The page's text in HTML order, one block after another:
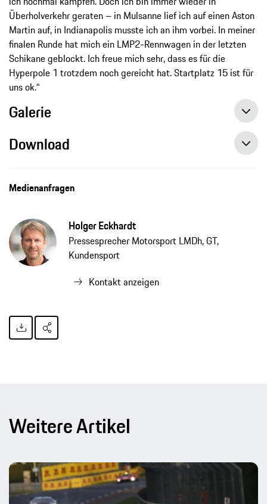
Überholverkehr geraten – in Mulsanne lief ich auf einen Aston
Martin auf, in Indianapolis musste ich an ihm vorbei. In meiner
finalen Runde hat mich ein LMP2-Rennwagen in der letzten
Schikane geblockt. Ich freue mich sehr, dass es für die
Hyperpole 1 trotzdem noch gereicht hat. Startplatz 15 ist für
uns ok.“
Galerie
Download
Medienanfragen
Holger Eckhardt
Pressesprecher Motorsport LMDh, GT,
Kundensport
Kontakt anzeigen
Weitere Artikel